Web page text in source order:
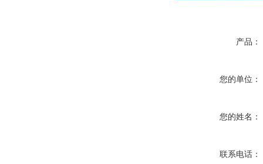
产品：
您的单位：
您的姓名：
联系电话：